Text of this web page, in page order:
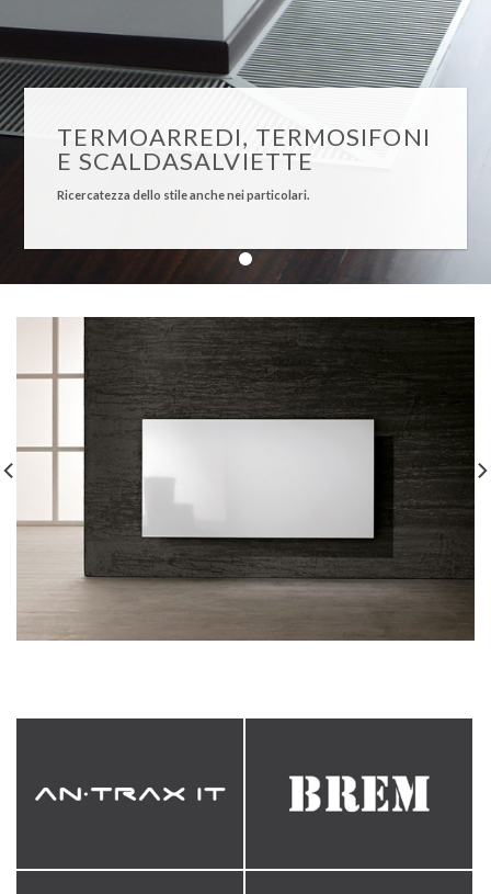
TERMOARREDI, TERMOSIFONI
E SCALDASALVIETTE
Ricercatezza dello stile anche nei particolari.